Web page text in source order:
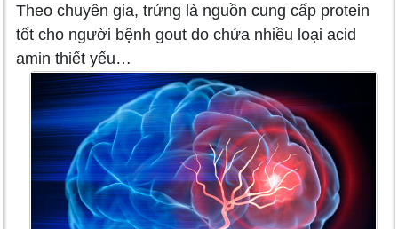
Theo chuyên gia, trứng là nguồn cung cấp protein
tốt cho người bệnh gout do chứa nhiều loại acid
amin thiết yếu…